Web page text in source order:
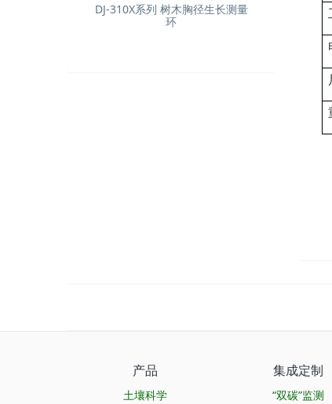
DJ-310X系列 树木胸径生长测量
环
产品
土壤科学
集成定制
“双碳”监测